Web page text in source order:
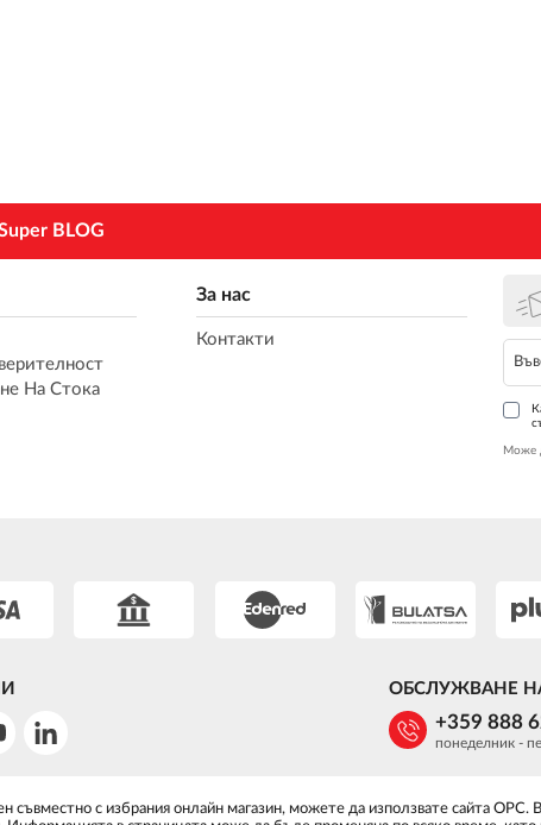
BLOG
На Стока
За нас
Контакти
Може
ОБСЛУЖВАНЕ
+359 888
понеделник -
с избрания онлайн магазин, можете да използвате сайта ОРС.